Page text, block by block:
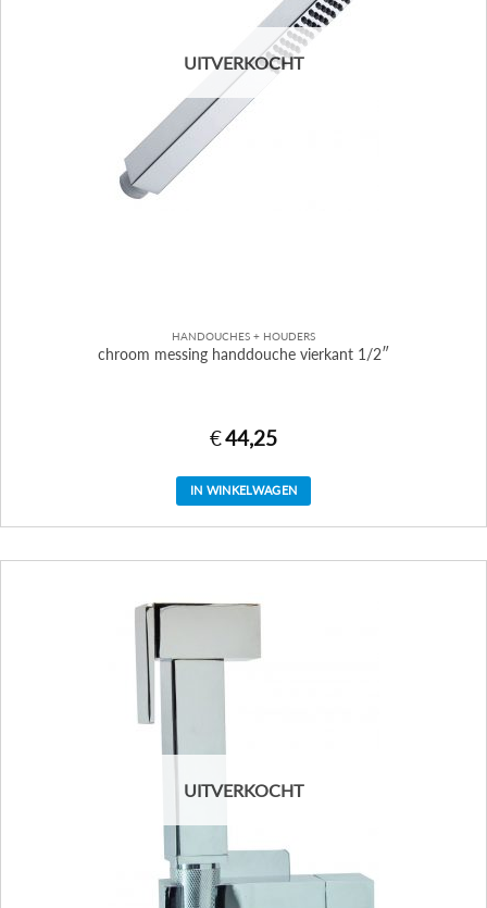
UITVERKOCHT
HANDOUCHES + HOUDERS
chroom messing handdouche vierkant 1/2″
€44,25
IN WINKELWAGEN
UITVERKOCHT